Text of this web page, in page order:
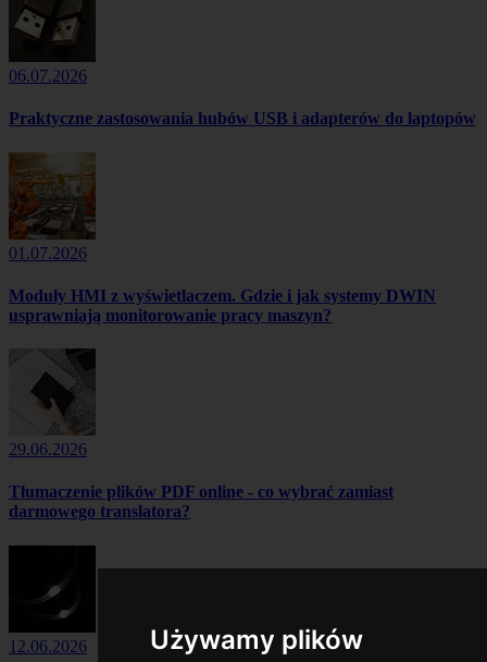
Używamy plików
06.07.2026
Praktyczne zastosowania hubów USB i adapterów do laptopów
01.07.2026
Moduły HMI z wyświetlaczem. Gdzie i jak systemy DWIN
usprawniają monitorowanie pracy maszyn?
29.06.2026
Tłumaczenie plików PDF online - co wybrać zamiast
darmowego translatora?
12.06.2026